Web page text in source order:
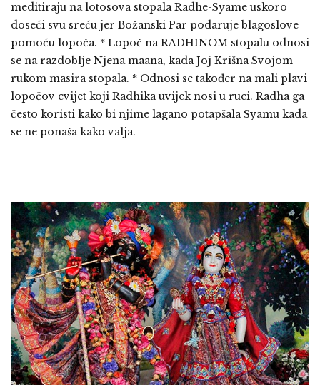
meditiraju na lotosova stopala Radhe-Syame uskoro
doseći svu sreću jer Božanski Par podaruje blagoslove
pomoću lopoča. * Lopoč na RADHINOM stopalu odnosi
se na razdoblje Njena maana, kada Joj Krišna Svojom
rukom masira stopala. * Odnosi se također na mali plavi
lopočov cvijet koji Radhika uvijek nosi u ruci. Radha ga
često koristi kako bi njime lagano potapšala Syamu kada
se ne ponaša kako valja.